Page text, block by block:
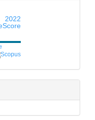
2022